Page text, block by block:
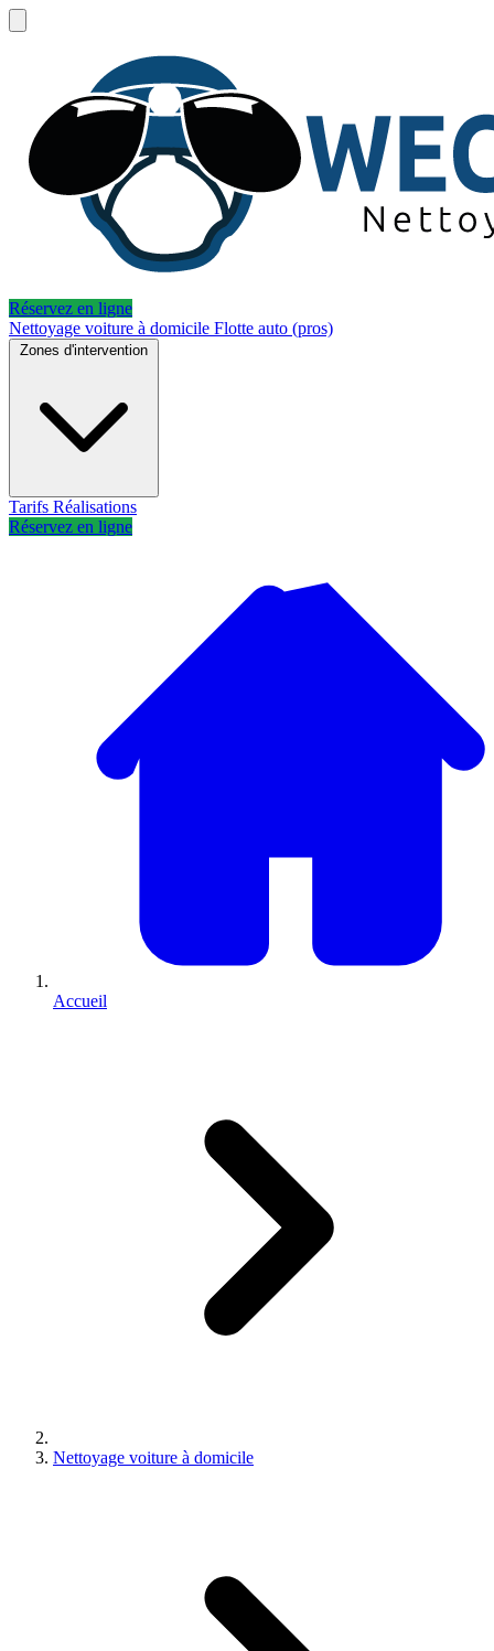
Réservez en ligne
Nettoyage voiture à domicile Flotte auto (pros)
Zones d'intervention
Tarifs Réalisations
Réservez en ligne
Accueil
Nettoyage voiture à domicile